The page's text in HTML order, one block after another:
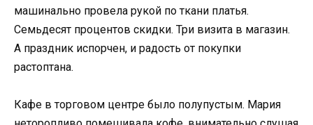
машинально провела рукой по ткани платья.
Семьдесят процентов скидки. Три визита в магазин.
А праздник испорчен, и радость от покупки
растоптана.
Кафе в торговом центре было полупустым. Мария